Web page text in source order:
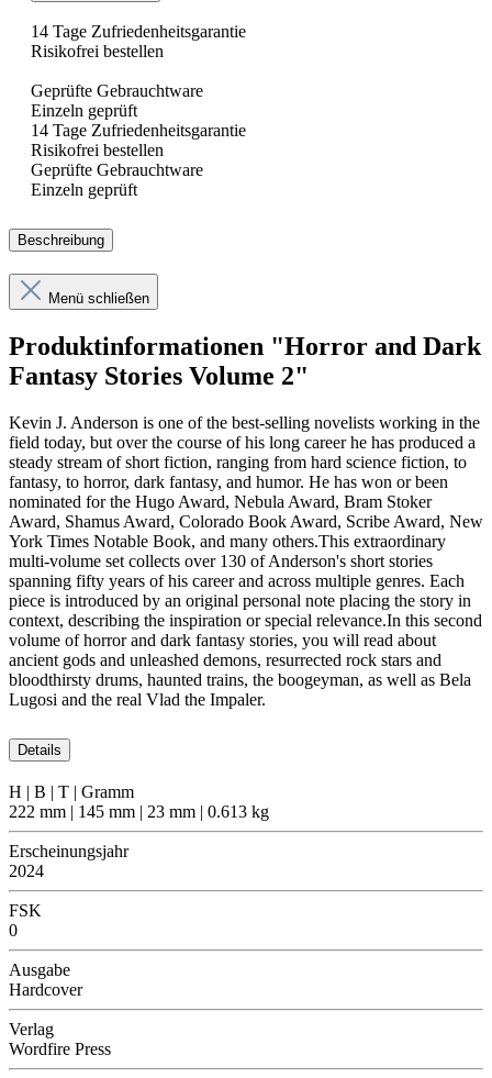
14 Tage Zufriedenheitsgarantie
Risikofrei bestellen
Geprüfte Gebrauchtware
Einzeln geprüft
14 Tage Zufriedenheitsgarantie
Risikofrei bestellen
Geprüfte Gebrauchtware
Einzeln geprüft
Beschreibung
Menü schließen
Produktinformationen "Horror and Dark
Fantasy Stories Volume 2"
Kevin J. Anderson is one of the best-selling novelists working in the
field today, but over the course of his long career he has produced a
steady stream of short fiction, ranging from hard science fiction, to
fantasy, to horror, dark fantasy, and humor. He has won or been
nominated for the Hugo Award, Nebula Award, Bram Stoker
Award, Shamus Award, Colorado Book Award, Scribe Award, New
York Times Notable Book, and many others.This extraordinary
multi-volume set collects over 130 of Anderson's short stories
spanning fifty years of his career and across multiple genres. Each
piece is introduced by an original personal note placing the story in
context, describing the inspiration or special relevance.In this second
volume of horror and dark fantasy stories, you will read about
ancient gods and unleashed demons, resurrected rock stars and
bloodthirsty drums, haunted trains, the boogeyman, as well as Bela
Lugosi and the real Vlad the Impaler.
Details
H | B | T | Gramm
222 mm | 145 mm | 23 mm | 0.613 kg
Erscheinungsjahr
2024
FSK
0
Ausgabe
Hardcover
Verlag
Wordfire Press